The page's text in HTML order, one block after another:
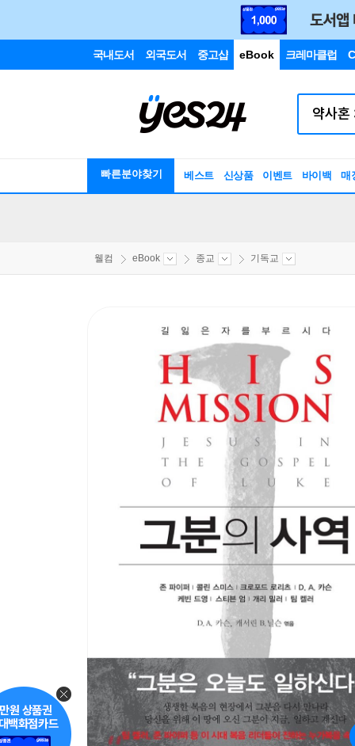
국내도서 외국도서 중고샵 eBook 크레마클럽
빠른분야찾기 베스트 신상품 이벤트 바이백 매
웰컴 eBook 종교 기독교